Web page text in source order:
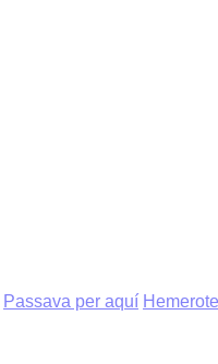
Passava per aquí